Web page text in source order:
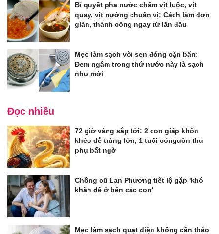
Bí quyết pha nước chấm vịt luộc, vịt
quay, vịt nướng chuẩn vị: Cách làm đơn
giản, thành công ngay từ lần đầu
Mẹo làm sạch vòi sen đóng cặn bẩn:
Đem ngâm trong thứ nước này là sạch
như mới
Đọc nhiều
72 giờ vàng sắp tới: 2 con giáp khôn
khéo dễ trúng lớn, 1 tuổi cónguồn thu
phụ bất ngờ
Chồng cũ Lan Phương tiết lộ gặp 'khó
khăn để ở bên các con'
Mẹo làm sạch quạt điện không cần tháo